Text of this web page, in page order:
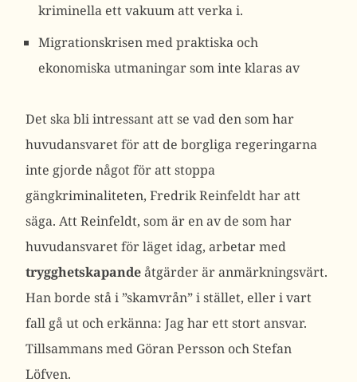
kriminella ett vakuum att verka i.
Migrationskrisen med praktiska och
ekonomiska utmaningar som inte klaras av
Det ska bli intressant att se vad den som har
huvudansvaret för att de borgliga regeringarna
inte gjorde något för att stoppa
gängkriminaliteten, Fredrik Reinfeldt har att
säga. Att Reinfeldt, som är en av de som har
huvudansvaret för läget idag, arbetar med
trygghetskapandeåtgärder är anmärkningsvärt.
Han borde stå i ”skamvrån” i stället, eller i vart
fall gå ut och erkänna: Jag har ett stort ansvar.
Tillsammans med Göran Persson och Stefan
Löfven.